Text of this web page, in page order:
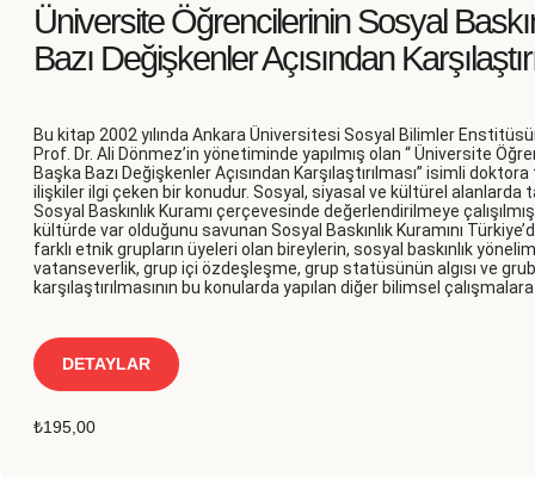
Üniversite Öğrencilerinin Sosyal
Bazı Değişkenler Açısından
Bu kitap 2002 yılında Ankara Üniversitesi Sosyal Bilimler
Prof. Dr. Ali Dönmez’in yönetiminde yapılmış olan “ Üniversite
Başka Bazı Değişkenler Açısından Karşılaştırılması” isimli
ilişkiler ilgi çeken bir konudur. Sosyal, siyasal ve kültürel alanlarda
Sosyal Baskınlık Kuramı çerçevesinde değerlendirilmeye
kültürde var olduğunu savunan Sosyal Baskınlık Kuramını
farklı etnik grupların üyeleri olan bireylerin, sosyal baskınlık
vatanseverlik, grup içi özdeşleşme, grup statüsünün algısı ve
karşılaştırılmasının bu konularda yapılan diğer bilimsel
DETAYLAR
₺195,00